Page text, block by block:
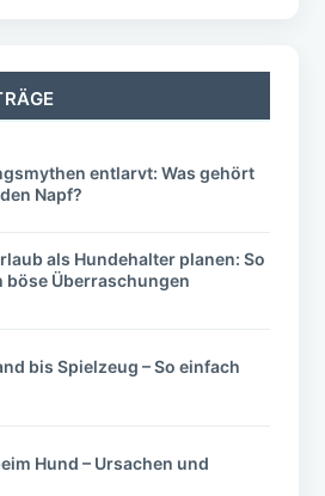
entlarvt: Was gehört
Napf?
als Hundehalter planen: So
böse Überraschungen
bis Spielzeug – So einfach
Hund – Ursachen und